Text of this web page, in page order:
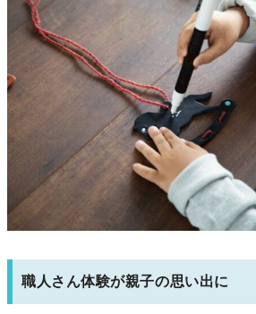
職人さん体験が親子の思い出に